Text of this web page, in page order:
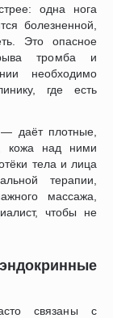
одна нога
болезненной,
Это опасное
тромба и
необходимо
где есть
даёт плотные,
кожа над ними
тела и лица
терапии,
массажа,
чтобы не
связаны с